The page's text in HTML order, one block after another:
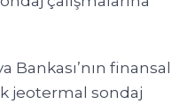
finansal
jeotermal sondaj